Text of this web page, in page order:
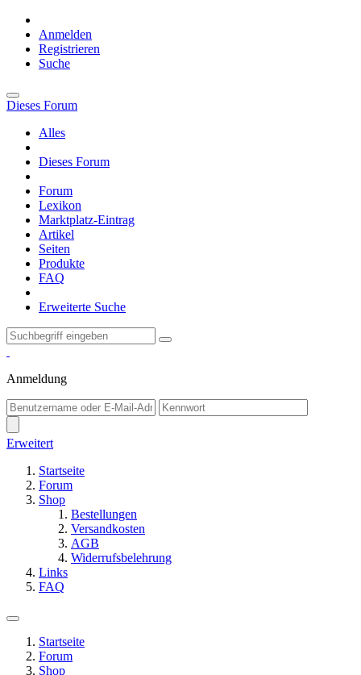
Anmelden
Registrieren
Suche
Dieses Forum
Alles
Dieses Forum
Forum
Lexikon
Marktplatz-Eintrag
Artikel
Seiten
Produkte
FAQ
Erweiterte Suche
Anmeldung
Erweitert
Startseite
Forum
Shop
Bestellungen
Versandkosten
AGB
Widerrufsbelehrung
Links
FAQ
Startseite
Forum
Shop